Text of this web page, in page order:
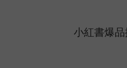
小紅書爆品